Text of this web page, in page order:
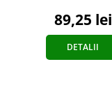
89,25 lei
DETALII